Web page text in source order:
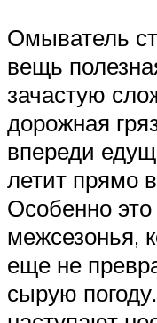
Омыватель
вещь
зачастую
дорожная
впереди
летит прямо
Особенно
межсезонья,
еще не
сырую